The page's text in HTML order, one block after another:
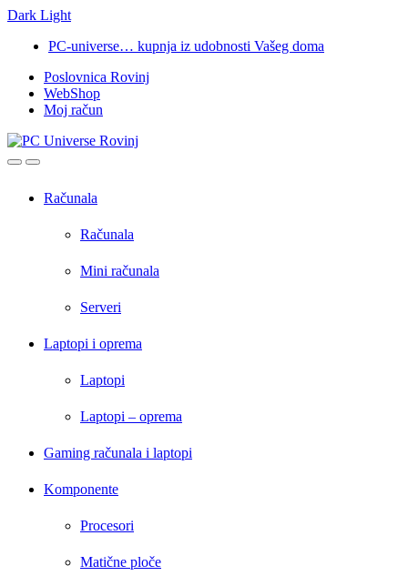
Dark Light
navigation
content
PC-universe… kupnja iz udobnosti Vašeg doma
Poslovnica Rovinj
WebShop
Moj račun
OpenClose
Računala
Računala
Mini računala
Serveri
Laptopi i oprema
Laptopi
Laptopi – oprema
Gaming računala i laptopi
Komponente
Procesori
Matične ploče